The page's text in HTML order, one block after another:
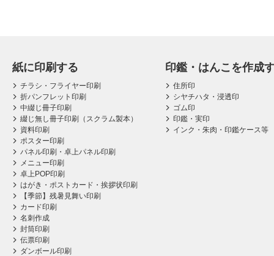
紙に印刷する
チラシ・フライヤー印刷
折パンフレット印刷
中綴じ冊子印刷
綴じ無し冊子印刷（スクラム製本）
資料印刷
ポスター印刷
パネル印刷・卓上パネル印刷
メニュー印刷
卓上POP印刷
はがき・ポストカード・挨拶状印刷
【季節】残暑見舞い印刷
カード印刷
名刺作成
封筒印刷
伝票印刷
ダンボール印刷
印鑑・はんこを作成
住所印
シヤチハタ・浸透印
ゴム印
印鑑・実印
インク・朱肉・印鑑ケース等